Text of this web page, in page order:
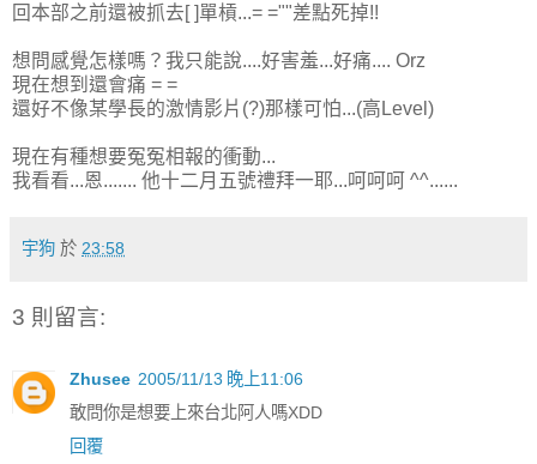
回本部之前還被抓去[ ]單槓...= =""差點死掉!!
想問感覺怎樣嗎？我只能說....好害羞...好痛.... Orz
現在想到還會痛 = =
還好不像某學長的激情影片(?)那樣可怕...(高Level)
現在有種想要冤冤相報的衝動...
我看看...恩....... 他十二月五號禮拜一耶...呵呵呵 ^^......
宇狗 於 23:58
3 則留言:
Zhusee 2005/11/13 晚上11:06
敢問你是想要上來台北阿人嗎XDD
回覆